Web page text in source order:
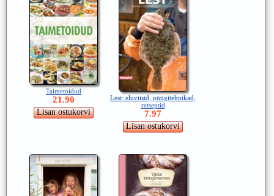
Taimetoidud
21.90
Lest: eluviisid, püügitehnikad,
retseptid
7.97